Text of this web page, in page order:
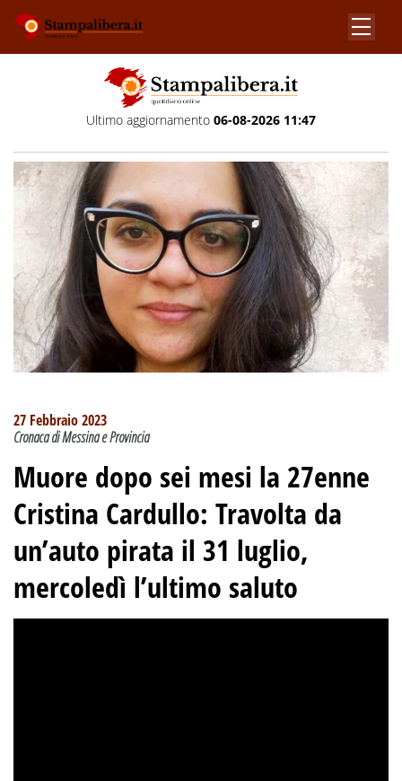
Ultimo aggiornamento 06-08-2026 11:47
27 Febbraio 2023
Cronaca di Messina e Provincia
Muore dopo sei mesi la 27enne
Cristina Cardullo: Travolta da
un’auto pirata il 31 luglio,
mercoledì l’ultimo saluto